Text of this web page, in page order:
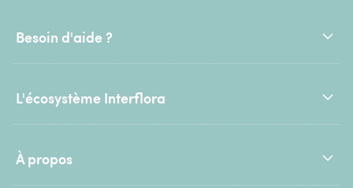
Besoin d'aide ?
L'écosystème Interflora
À propos